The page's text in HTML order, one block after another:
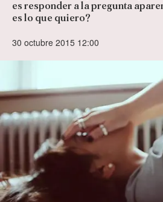
es responder a la pregunta
es lo que quiero?
30 octubre 2015 12:00